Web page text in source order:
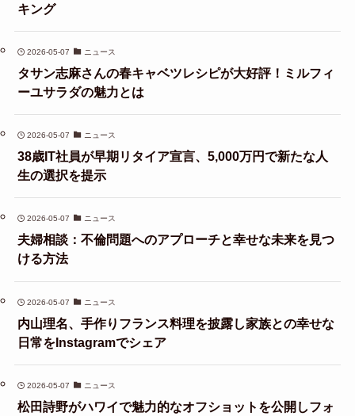
キング
2026-05-07 ニュース
タサン志麻さんの春キャベツレシピが大好評！ミルフィ
ーユサラダの魅力とは
2026-05-07 ニュース
38歳IT社員が早期リタイア宣言、5,000万円で新たな人
生の選択を提示
2026-05-07 ニュース
夫婦相談：不倫問題へのアプローチと幸せな未来を見つ
ける方法
2026-05-07 ニュース
内山理名、手作りフランス料理を披露し家族との幸せな
日常をInstagramでシェア
2026-05-07 ニュース
松田詩野がハワイで魅力的なオフショットを公開しフォ